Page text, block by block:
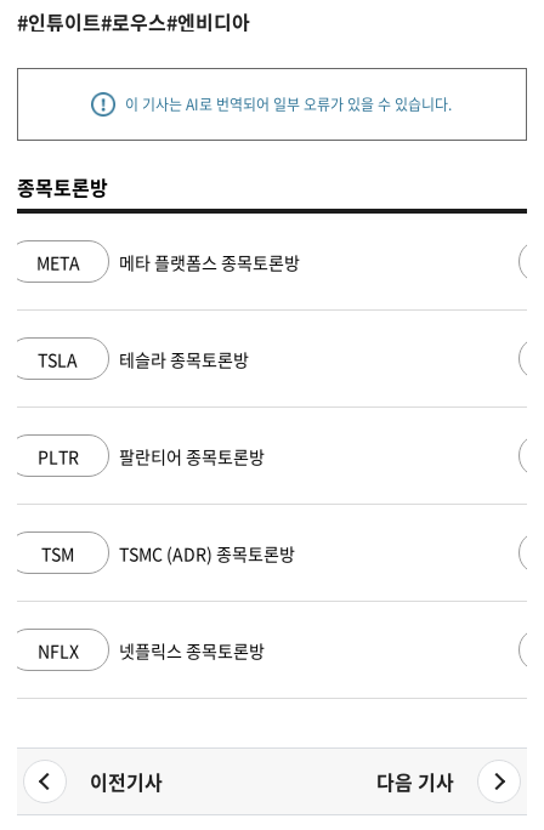
#인튜이트#로우스#엔비디아
이 기사는 AI로 번역되어 일부 오류가 있을 수 있습니다.
종목토론방
NVDA 엔비디아 종목토론방
MSFT 마이크로소프트 종목토론방
AAPL 애플 종목토론방
AMZN 아마존 닷컴 종목토론방
GOOGL 알파벳 A 종목토론방
이전기사 다음 기사